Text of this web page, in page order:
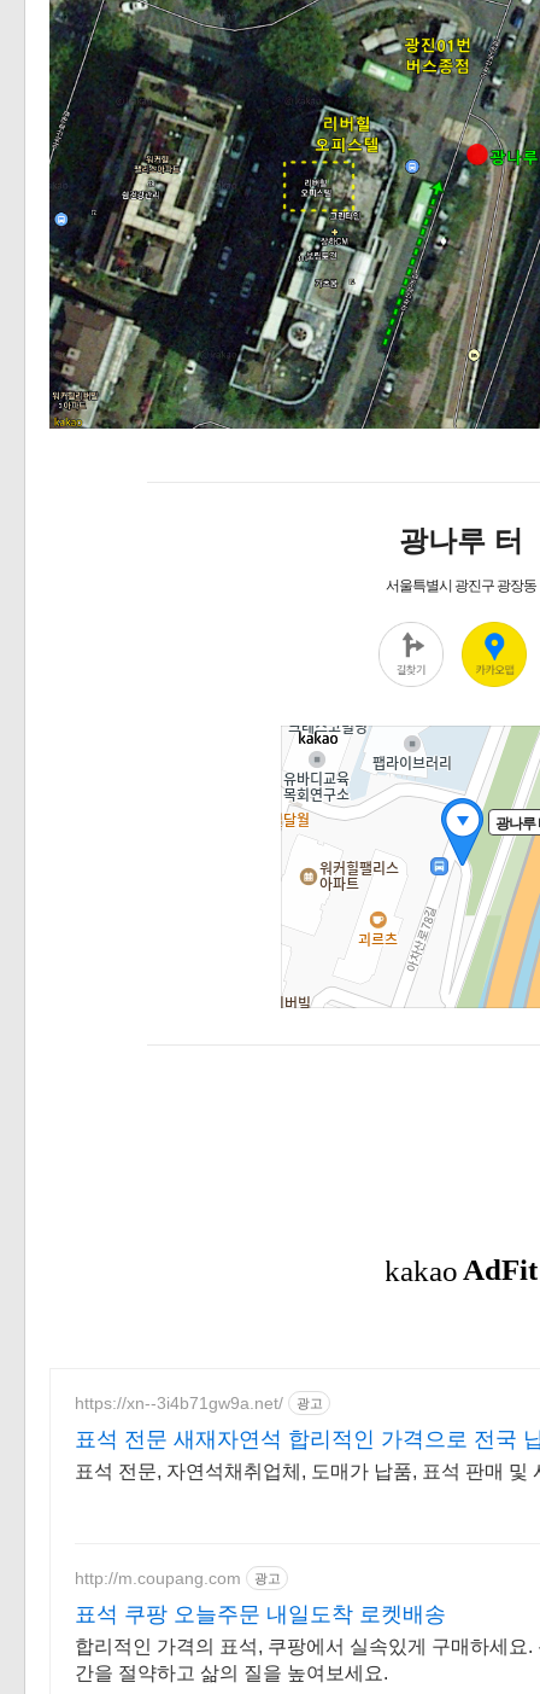
https://xn--3i4b71gw9a.net/ 광고
표석 전문 새재자연석 합리적인 가격으로 전국
표석 전문, 자연석채취업체, 도매가 납품, 표석 판매 및
http://m.coupang.com 광고
표석 쿠팡 오늘주문 내일도착 로켓배송
합리적인 가격의 표석, 쿠팡에서 실속있게 구매하세요
간을 절약하고 삶의 질을 높여보세요.